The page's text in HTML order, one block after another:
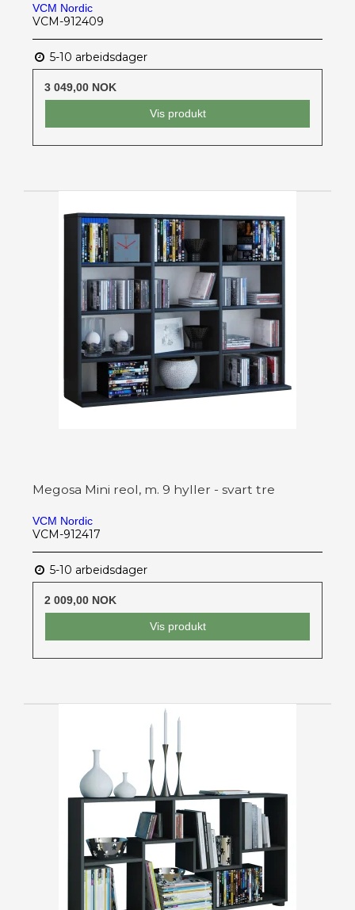
VCM Nordic
VCM-912409
5-10 arbeidsdager
3 049,00 NOK
Vis produkt
Megosa Mini reol, m. 9 hyller - svart tre
VCM Nordic
VCM-912417
5-10 arbeidsdager
2 009,00 NOK
Vis produkt